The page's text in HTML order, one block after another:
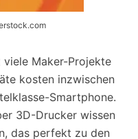
Maker-Projekte
kosten inzwischen
Smartphone.
3D-Drucker wissen
das perfekt zu den